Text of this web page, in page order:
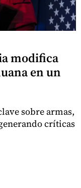
modifica
en un
sobre armas,
críticas